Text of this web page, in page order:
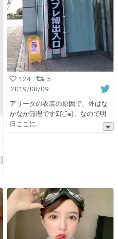
124
5
2019/08/09
アリータの衣装の原因で、外はな
かなか無理ですΣ(-᷅_-᷄๑)、なので明
日ここに